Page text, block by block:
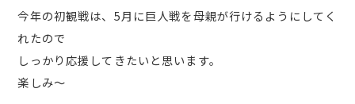
今年の初観戦は、5月に巨人戦を母親が行けるようにしてく
れたので
しっかり応援してきたいと思います。
楽しみ～